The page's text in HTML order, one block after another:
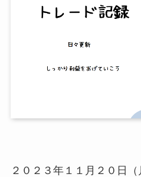
２０２３年１１月２０日（